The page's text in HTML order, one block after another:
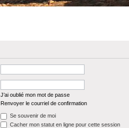
J’ai oublié mon mot de passe
Renvoyer le courriel de confirmation
Se souvenir de moi
Cacher mon statut en ligne pour cette session